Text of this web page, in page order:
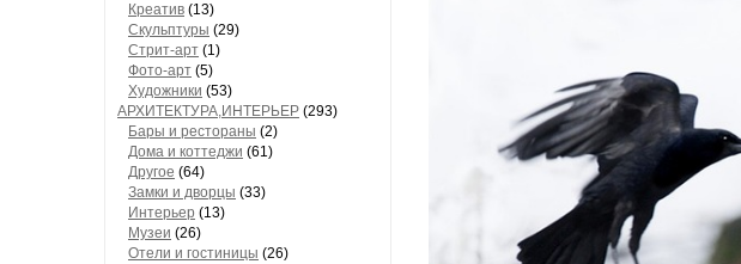
Креатив (13)
Скульптуры (29)
Стрит-арт (1)
Фото-арт (5)
Художники (53)
АРХИТЕКТУРА,ИНТЕРЬЕР (293)
Бары и рестораны (2)
Дома и коттеджи (61)
Другое (64)
Замки и дворцы (33)
Интерьер (13)
Музеи (26)
Отели и гостиницы (26)